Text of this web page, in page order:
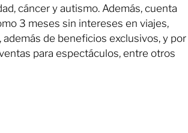
cáncer y autismo. Además, cuenta
3 meses sin intereses en viajes,
además de beneficios exclusivos, y por
para espectáculos, entre otros